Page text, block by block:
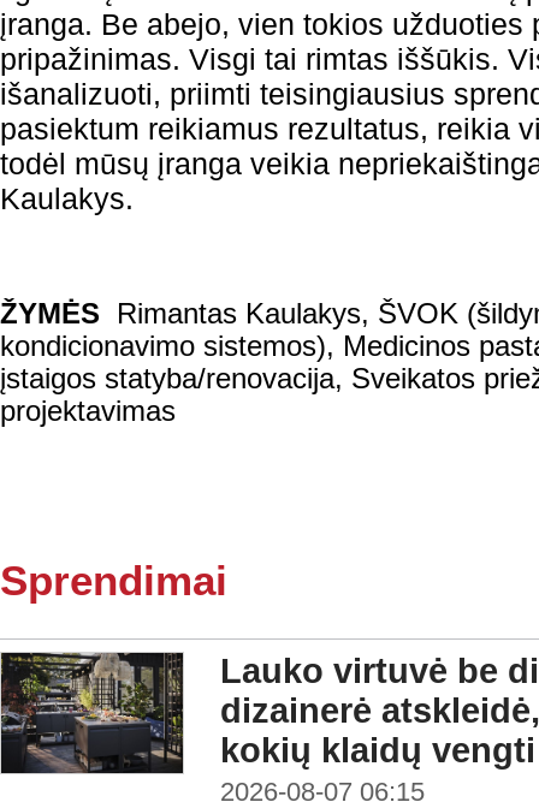
įranga. Be abejo, vien tokios užduoties
pripažinimas. Visgi tai rimtas iššūkis.
išanalizuoti, priimti teisingiausius
pasiektum reikiamus rezultatus, reikia
todėl mūsų įranga veikia
Kaulakys.
ŽYMĖS Rimantas Kaulakys, ŠVOK
kondicionavimo sistemos), Medicinos
įstaigos statyba/renovacija, Sveikatos
projektavimas
Sprendimai
Lauko virtuvė be
dizainerė
kokių klaidų vengti
2026-08-07 06:15